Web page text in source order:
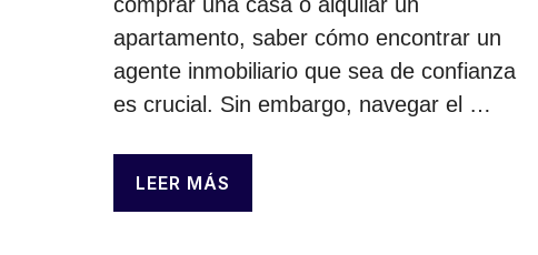
comprar una casa o alquilar un
apartamento, saber cómo encontrar un
agente inmobiliario que sea de confianza
es crucial. Sin embargo, navegar el …
LEER MÁS